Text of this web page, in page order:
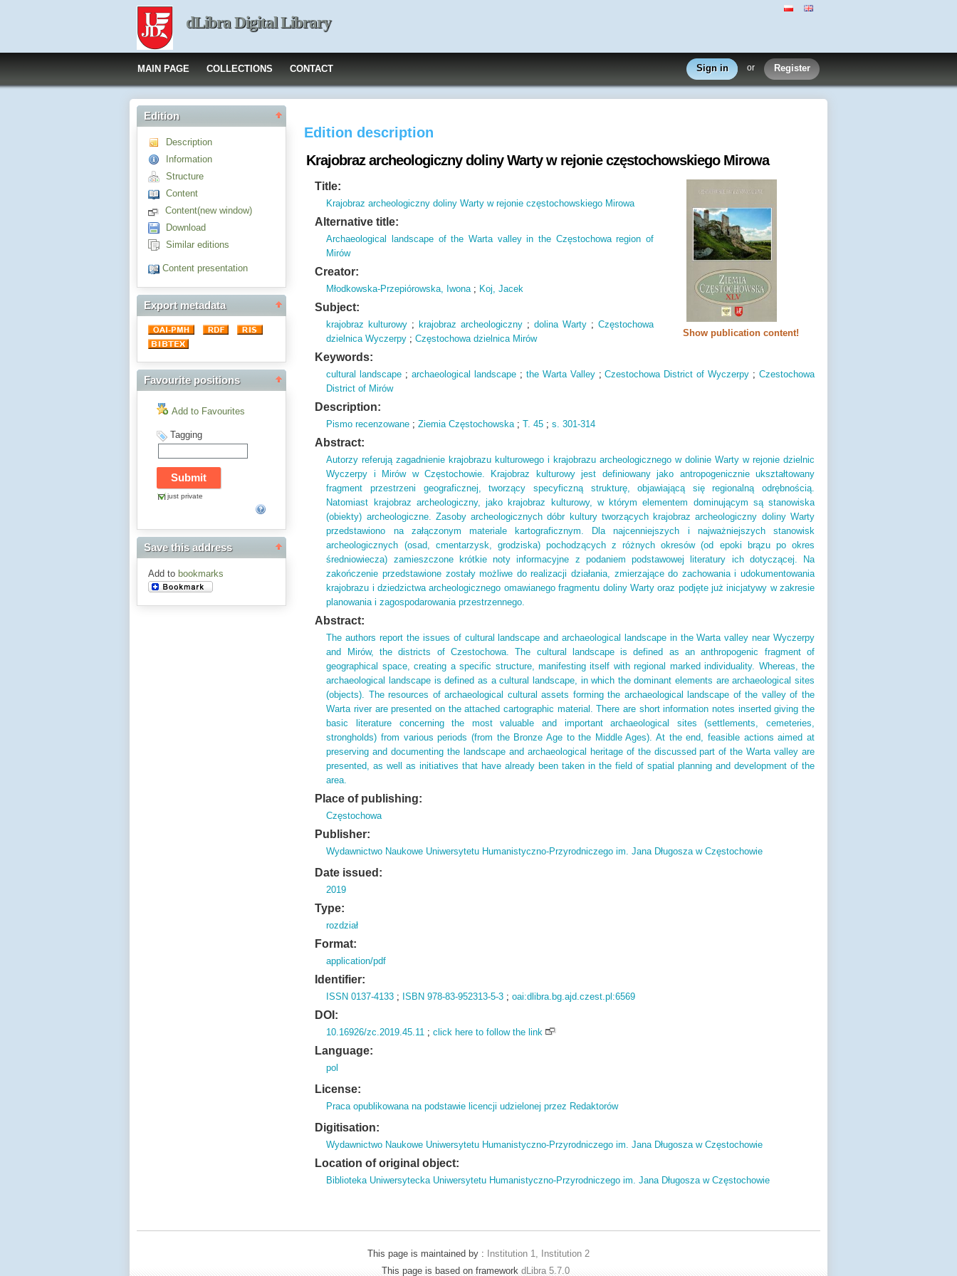
dLibra Digital Library
MAIN PAGE COLLECTIONS CONTACT Sign in or Register
Edition
Description
Information
Structure
Content
Content(new window)
Download
Similar editions
Content presentation
Export metadata
Favourite positions
Add to Favourites
Tagging
just private
Save this address
Add to bookmarks
Edition description
Krajobraz archeologiczny doliny Warty w rejonie częstochowskiego Mirowa
Show publication content!
Title:
Krajobraz archeologiczny doliny Warty w rejonie częstochowskiego Mirowa
Alternative title:
Archaeological landscape of the Warta valley in the Częstochowa region of
Mirów
Creator:
Młodkowska-Przepiórowska, Iwona; Koj, Jacek
Subject:
krajobraz kulturowy ; krajobraz archeologiczny ;dolina Warty ;Częstochowa
dzielnica Wyczerpy ;Częstochowa dzielnica Mirów
Keywords:
cultural landscape ;archaeological landscape ; the Warta Valley;Czestochowa District of Wyczerpy ; Czestochowa
District of Mirów
Description:
Pismo recenzowane ;Ziemia Częstochowska;T. 45 ;s. 301-314
Abstract:
Autorzy referują zagadnienie krajobrazu kulturowego i krajobrazu archeologicznego w dolinie Warty w rejonie dzielnic
Wyczerpy i Mirów w Częstochowie. Krajobraz kulturowy jest definiowany jako antropogenicznie ukształtowany
fragment przestrzeni geograficznej, tworzący specyficzną strukturę, objawiającą się regionalną odrębnością.
Natomiast krajobraz archeologiczny, jako krajobraz kulturowy, w którym elementem dominującym są stanowiska
(obiekty) archeologiczne. Zasoby archeologicznych dóbr kultury tworzących krajobraz archeologiczny doliny Warty
przedstawiono na załączonym materiale kartograficznym. Dla najcenniejszych i najważniejszych stanowisk
archeologicznych (osad, cmentarzysk, grodziska) pochodzących z różnych okresów (od epoki brązu po okres
średniowiecza) zamieszczone krótkie noty informacyjne z podaniem podstawowej literatury ich dotyczącej. Na
zakończenie przedstawione zostały możliwe do realizacji działania, zmierzające do zachowania i udokumentowania
krajobrazu i dziedzictwa archeologicznego omawianego fragmentu doliny Warty oraz podjęte już inicjatywy w zakresie
planowania i zagospodarowania przestrzennego.
Abstract:
The authors report the issues of cultural landscape and archaeological landscape in the Warta valley near Wyczerpy
and Mirów, the districts of Czestochowa. The cultural landscape is defined as an anthropogenic fragment of
geographical space, creating a specific structure, manifesting itself with regional marked individuality. Whereas, the
archaeological landscape is defined as a cultural landscape, in which the dominant elements are archaeological sites
(objects). The resources of archaeological cultural assets forming the archaeological landscape of the valley of the
Warta river are presented on the attached cartographic material. There are short information notes inserted giving the
basic literature concerning the most valuable and important archaeological sites (settlements, cemeteries,
strongholds) from various periods (from the Bronze Age to the Middle Ages). At the end, feasible actions aimed at
preserving and documenting the landscape and archaeological heritage of the discussed part of the Warta valley are
presented, as well as initiatives that have already been taken in the field of spatial planning and development of the
area.
Place of publishing:
Częstochowa
Publisher:
Wydawnictwo Naukowe Uniwersytetu Humanistyczno-Przyrodniczego im. Jana Długosza w Częstochowie
Date issued:
2019
Type:
rozdział
Format:
application/pdf
Identifier:
ISSN 0137-4133 ; ISBN 978-83-952313-5-3 ;oai:dlibra.bg.ajd.czest.pl:6569
DOI:
10.16926/zc.2019.45.11 ;click here to follow the link
Language:
pol
License:
Praca opublikowana na podstawie licencji udzielonej przez Redaktorów
Digitisation:
Wydawnictwo Naukowe Uniwersytetu Humanistyczno-Przyrodniczego im. Jana Długosza w Częstochowie
Location of original object:
Biblioteka Uniwersytecka Uniwersytetu Humanistyczno-Przyrodniczego im. Jana Długosza w Częstochowie
This page is maintained by :
Institution 1, Institution 2
This page is based on framework dLibra 5.7.0